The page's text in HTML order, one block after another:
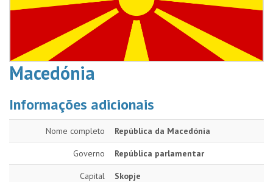
Macedónia
Informações adicionais
Nome completo República da Macedónia
Governo República parlamentar
Capital Skopje